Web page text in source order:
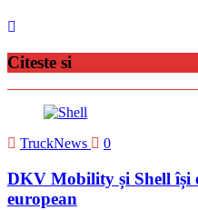
Citeste si
TruckNews 0
DKV Mobility și Shell își
european